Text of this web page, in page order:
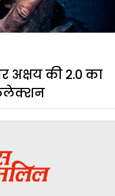
अक्षय की 2.0 का